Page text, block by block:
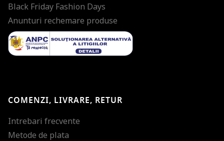
Black Friday Fashion Days
Anunturi rechemare produse
COMENZI, LIVRARE, RETUR
Intrebari frecvente
Metode de plata